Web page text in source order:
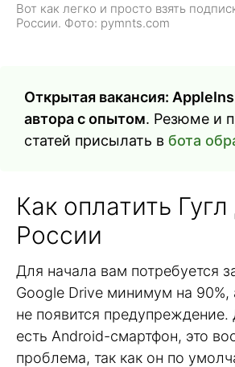
Вот как легко и просто взять
России. Фото: pymnts.com
Открытая вакансия:
автора с опытом. Резюме и
статей присылать в бота
Как оплатить
России
Для начала вам потребуется
Google Drive минимум на
не появится предупреждение.
есть Android-смартфон, это
проблема, так как он по